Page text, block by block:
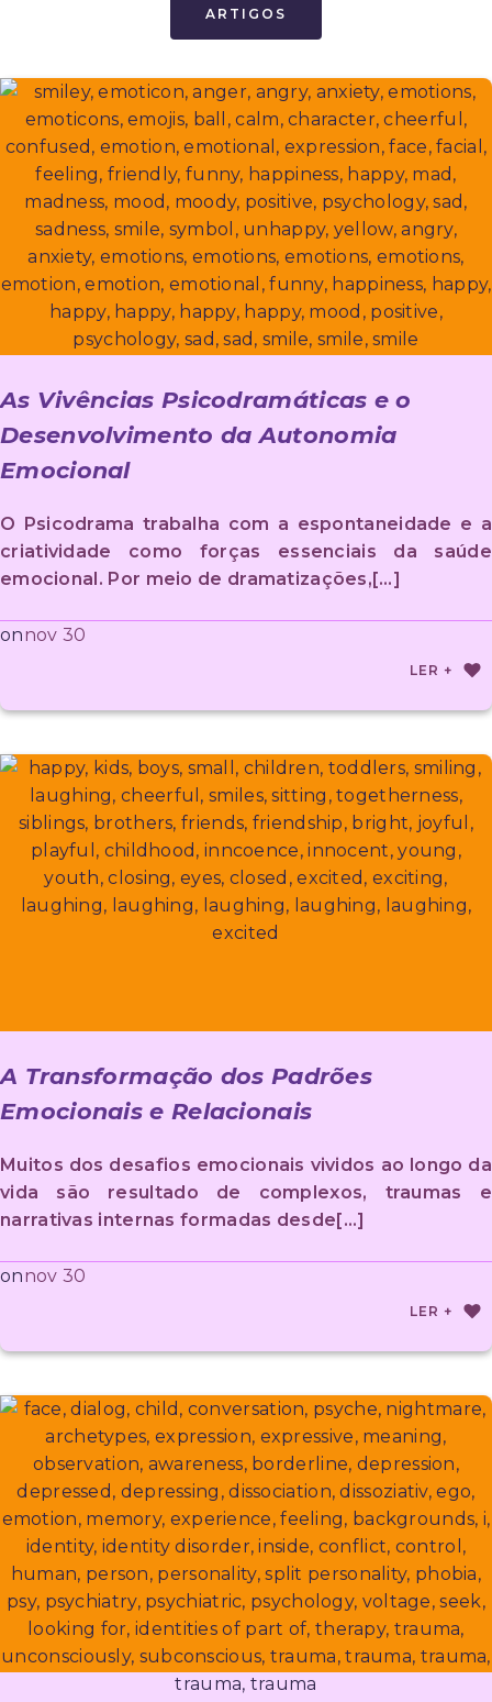
ARTIGOS
As Vivências Psicodramáticas e o
Desenvolvimento da Autonomia
Emocional
O Psicodrama trabalha com a espontaneidade e a
criatividade como forças essenciais da saúde
emocional. Por meio de dramatizações,[…]
onnov 30
LER +
A Transformação dos Padrões
Emocionais e Relacionais
Muitos dos desafios emocionais vividos ao longo da
vida são resultado de complexos, traumas e
narrativas internas formadas desde[…]
onnov 30
LER +